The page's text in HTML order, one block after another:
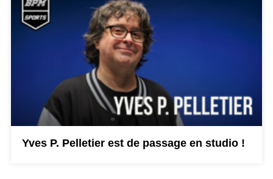
Yves P. Pelletier est de passage en studio !